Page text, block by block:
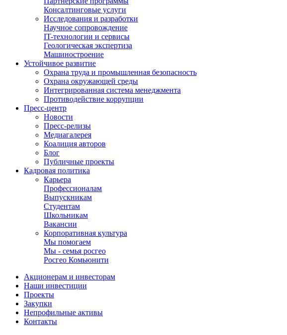
Консалтинговые услуги
Исследования и разработки
Научное сопровождение
IT-технологии и сервисы
Геологическая экспертиза
Машиностроение
Устойчивое развитие
Охрана труда и промышленная безопасность
Охрана окружающей среды
Интегрированная система менеджмента
Противодействие коррупции
Пресс-центр
Новости
Пресс-релизы
Медиагалерея
Коалиция авторов
Блог
Публичные проекты
Кадровая политика
Карьера
Профессионалам
Выпускникам
Студентам
Школьникам
Вакансии
Корпоративная культура
Мы помогаем
Мы - семья росгео
Росгео Комьюнити
Акционерам и инвесторам
Наши инвестиции
Проекты
Закупки
Непрофильные активы
Контакты